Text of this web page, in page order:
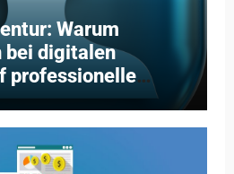
Warum
bei digitalen
professionelle